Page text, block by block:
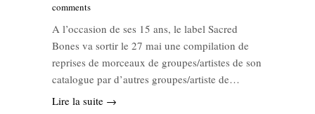
comments
A l’occasion de ses 15 ans, le label Sacred
Bones va sortir le 27 mai une compilation de
reprises de morceaux de groupes/artistes de son
catalogue par d’autres groupes/artiste de…
Lire la suite →